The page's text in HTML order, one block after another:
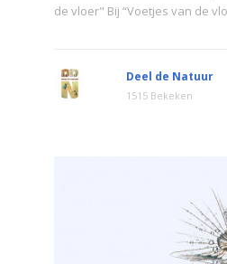
de vloer" Bij “Voetjes van de
Deel de Natuur
1515 Bekeken